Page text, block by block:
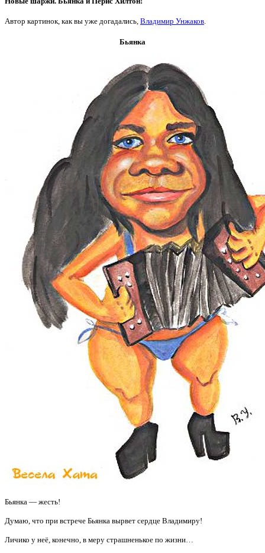
Автор картинок, как вы уже догадались, Владимир Унжаков.
Бьянка
Бьянка — жесть!
Думаю, что при встрече Бьянка вырвет сердце Владимиру!
Личико у неё, конечно, в меру страшненькое по жизни…